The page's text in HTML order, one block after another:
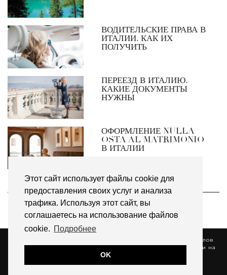
Этот сайт использует файлы cookie для
предоставления своих услуг и анализа
трафика. Используя этот сайт, вы
соглашаетесь на использование файлов
cookie. Подробнее
OK
ВОДИТЕЛЬСКИЕ ПРАВА В
ИТАЛИИ. КАК ИХ
ПОЛУЧИТЬ
ПЕРЕЕЗД В ИТАЛИЮ.
КАКИЕ ДОКУМЕНТЫ
НУЖНЫ
ОФОРМЛЕНИЕ NULLA
OSTA AL MATRIMONIO
В ИТАЛИИ
НАПИШИТЕ МНЕ
[contact-form-7 id="7619" title="Sidebar"]
Все права защищены © 2014-2024 Использование материалов
без согласия автора и прямой индексируемой гиперссылки на
сайт unarussainitalia запрещено.